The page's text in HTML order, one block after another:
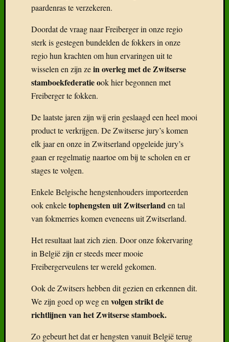
paardenras te verzekeren.
Doordat de vraag naar Freiberger in onze regio
sterk is gestegen bundelden de fokkers in onze
regio hun krachten om hun ervaringen uit te
wisselen en zijn zein overleg met de Zwitserse
stamboekfederatie ook hier begonnen met
Freiberger te fokken.
De laatste jaren zijn wij erin geslaagd een heel mooi
product te verkrijgen. De Zwitserse jury’s komen
elk jaar en onze in Zwitserland opgeleide jury’s
gaan er regelmatig naartoe om bij te scholen en er
stages te volgen.
Enkele Belgische hengstenhouders importeerden
ook enkeletophengsten uit Zwitserlanden tal
van fokmerries komen eveneens uit Zwitserland.
Het resultaat laat zich zien. Door onze fokervaring
in België zijn er steeds meer mooie
Freibergerveulens ter wereld gekomen.
Ook de Zwitsers hebben dit gezien en erkennen dit.
We zijn goed op weg en volgen strikt de
richtlijnen van het Zwitserse stamboek.
Zo gebeurt het dat er hengsten vanuit België terug